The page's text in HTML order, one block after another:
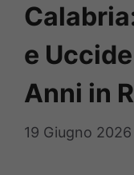
e
Anni in
19 Giugno 2026